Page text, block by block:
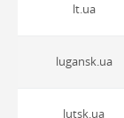
lt.ua
lugansk.ua
lutsk.ua